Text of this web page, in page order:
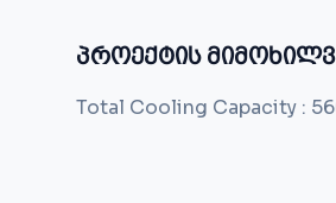
პროექტის
Total Cooling Capacity :